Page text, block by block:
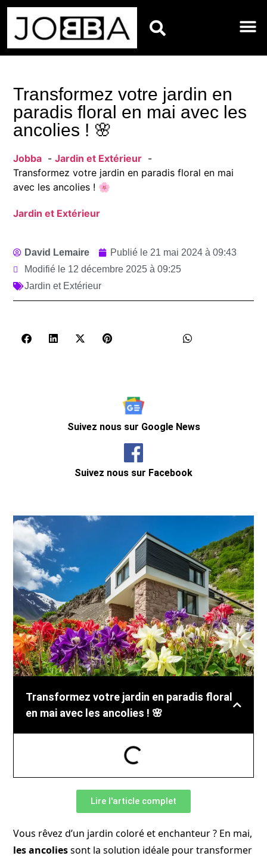
Transformez votre jardin en
paradis floral en mai avec les
ancolies ! 🌸
Jobba
Jardin et Extérieur
Transformez votre jardin en paradis floral en mai
avec les ancolies ! 🌸
Jardin et Extérieur
David Lemaire Publié le 21 mai 2024 à 09:43
Modifié le 12 décembre 2025 à 09:25
Jardin et Extérieur
Suivez nous sur Google News
Suivez nous sur Facebook
Transformez votre jardin en paradis floral
en mai avec les ancolies ! 🌸
Lire l'article complet
Vous rêvez d’un jardin coloré et enchanteur ? En mai,
les ancoliessont la solution idéale pour transformer